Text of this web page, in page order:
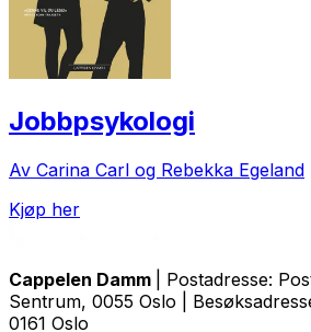
Jobbpsykologi
Av Carina Carl og Rebekka Egeland
Kjøp her
Cappelen Damm
| Postadresse:
Sentrum, 0055 Oslo |
0161 Oslo